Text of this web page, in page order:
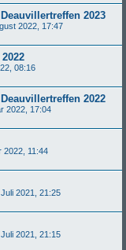
2023
2022, 17:47
08:16
2022
2022, 17:04
2022, 11:44
2021, 21:25
2021, 21:15